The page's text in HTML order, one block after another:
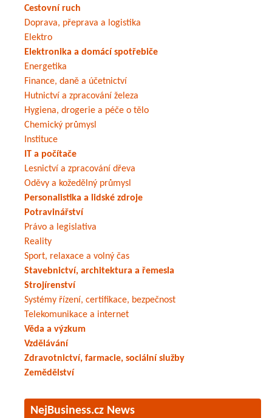
Cestovní ruch
Doprava, přeprava a logistika
Elektro
Elektronika a domácí spotřebiče
Energetika
Finance, daně a účetnictví
Hutnictví a zpracování železa
Hygiena, drogerie a péče o tělo
Chemický průmysl
Instituce
IT a počítače
Lesnictví a zpracování dřeva
Oděvy a kožedělný průmysl
Personalistika a lidské zdroje
Potravinářství
Právo a legislativa
Reality
Sport, relaxace a volný čas
Stavebnictví, architektura a řemesla
Strojírenství
Systémy řízení, certifikace, bezpečnost
Telekomunikace a internet
Věda a výzkum
Vzdělávání
Zdravotnictví, farmacie, sociální služby
Zemědělství
NejBusiness.cz News